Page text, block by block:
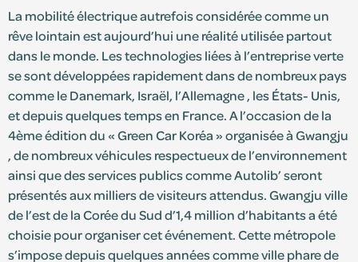
S'identifier
Devenir adhérent
La mobilité électrique autrefois considérée comme un
rêve lointain est aujourd’hui une réalité utilisée partout
dans le monde. Les technologies liées à l’entreprise verte
se sont développées rapidement dans de nombreux pays
comme le Danemark, Israël, l’Allemagne , les États- Unis,
et depuis quelques temps en France. A l’occasion de la
4ème édition du « Green Car Koréa » organisée à Gwangju
, de nombreux véhicules respectueux de l’environnement
ainsi que des services publics comme Autolib’ seront
présentés aux milliers de visiteurs attendus. Gwangju ville
de l’est de la Corée du Sud d’1,4 million d’habitants a été
choisie pour organiser cet événement. Cette métropole
s’impose depuis quelques années comme ville phare de